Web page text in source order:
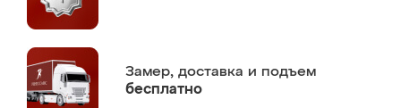
Замер, доставка и подъем
бесплатно